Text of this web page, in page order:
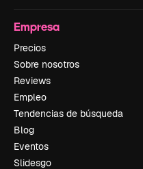
Empresa
Precios
Sobre nosotros
Reviews
Empleo
Tendencias de búsqueda
Blog
Eventos
Slidesgo